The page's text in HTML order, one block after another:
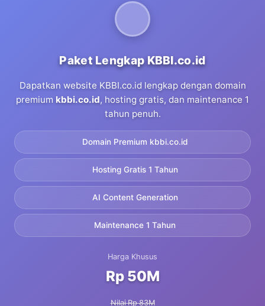
Paket Lengkap KBBI.co.id
Dapatkan website KBBI.co.id lengkap dengan domain
premium kbbi.co.id, hosting gratis, dan maintenance 1
tahun penuh.
Domain Premium kbbi.co.id
Hosting Gratis 1 Tahun
AI Content Generation
Maintenance 1 Tahun
Harga Khusus
Rp 50M
Nilai Rp 83M